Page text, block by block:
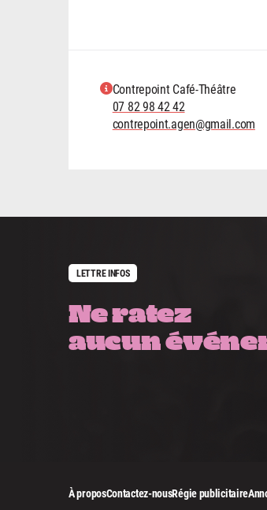
Contrepoint Café-Théâtre
07 82 98 42 42
contrepoint.agen@gmail.com
LETTRE INFOS
Ne ratez
aucun
À proposContactez-nousRégie publicitaire